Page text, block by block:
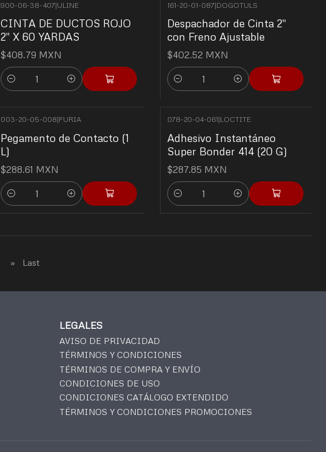
900-06-38-407|ULINE
CINTA DE DUCTOS ROJO
2" X 60 YARDAS
$408.79 MXN
Quantity
161-20-01-087|DOGOTULS
Despachador de Cinta 2"
con Freno Ajustable
$402.52 MXN
Quantity
003-20-05-008|FURIA
Pegamento de Contacto (1
L)
$288.61 MXN
Quantity
078-20-04-061|LOCTITE
Adhesivo Instantáneo
Super Bonder 414 (20 G)
$287.85 MXN
Quantity
» Last
LEGALES
AVISO DE PRIVACIDAD
TÉRMINOS Y CONDICIONES
TÉRMINOS DE COMPRA Y ENVÍO
CONDICIONES DE USO
CONDICIONES CATÁLOGO EXTENDIDO
TÉRMINOS Y CONDICIONES PROMOCIONES